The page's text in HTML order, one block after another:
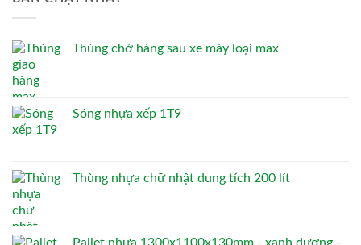
Thùng chở hàng sau xe máy loại max
Sóng nhựa xếp 1T9
Thùng nhựa chữ nhật dung tích 200 lít